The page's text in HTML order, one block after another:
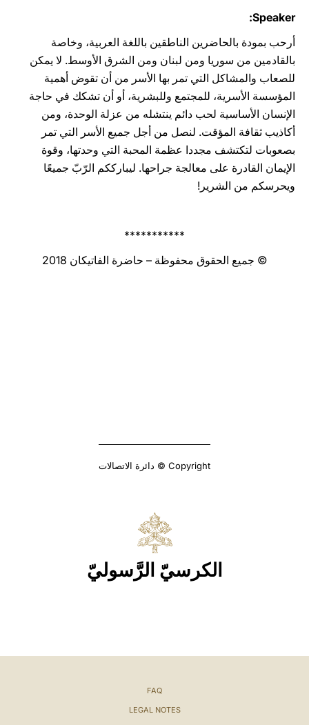
Speaker:
أرحب بمودة بالحاضرين الناطقين باللغة العربية، وخاصة
بالقادمين ‏من سوريا ومن لبنان ‏ومن الشرق ‏الأوسط. لا يمكن
للصعاب‏ والمشاكل ‏التي تمر بها الأسر من أن تقوض أهمية
المؤسسة الأسرية، للمجتمع‏ ‏وللبشرية، أو أن تشكك في حاجة
الإنسان الأساسية لحب دائم ينتشله ‏من عزلة الوحدة، ومن
أكاذيب ثقافة ‏المؤقت. لنصل من أجل جميع الأسر التي تمر
بصعوبات لتكتشف مجددا‏ عظمة المحبة التي وحدتها، ‏وقوة
‏الإيمان القادرة على معالجة جراحها.‏ ‏‏ليبارككم الرّبّ جميعًا‏
ويحرسكم من‏ الشرير‏!‏‏‏‏‏‏
***********
© جميع الحقوق محفوظة – حاضرة الفاتيكان 2018
Copyright © دائرة الاتصالات
الكرسيّ الرَّسوليّ
FAQ
LEGAL NOTES